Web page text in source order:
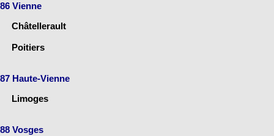
86 Vienne
Châtellerault
Poitiers
87 Haute-Vienne
Limoges
88 Vosges